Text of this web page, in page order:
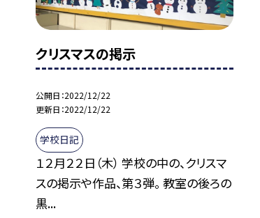
クリスマスの掲示
公開日 2022/12/22
更新日 2022/12/22
学校日記
１２月２２日（木） 学校の中の、クリスマ
スの掲示や作品、第３弾。 教室の後ろの
黒...